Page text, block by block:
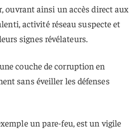
ouvrant ainsi un accès direct aux
activité réseau suspecte et
signes révélateurs.
couche de corruption en
sans éveiller les défenses
un pare-feu, est un vigile